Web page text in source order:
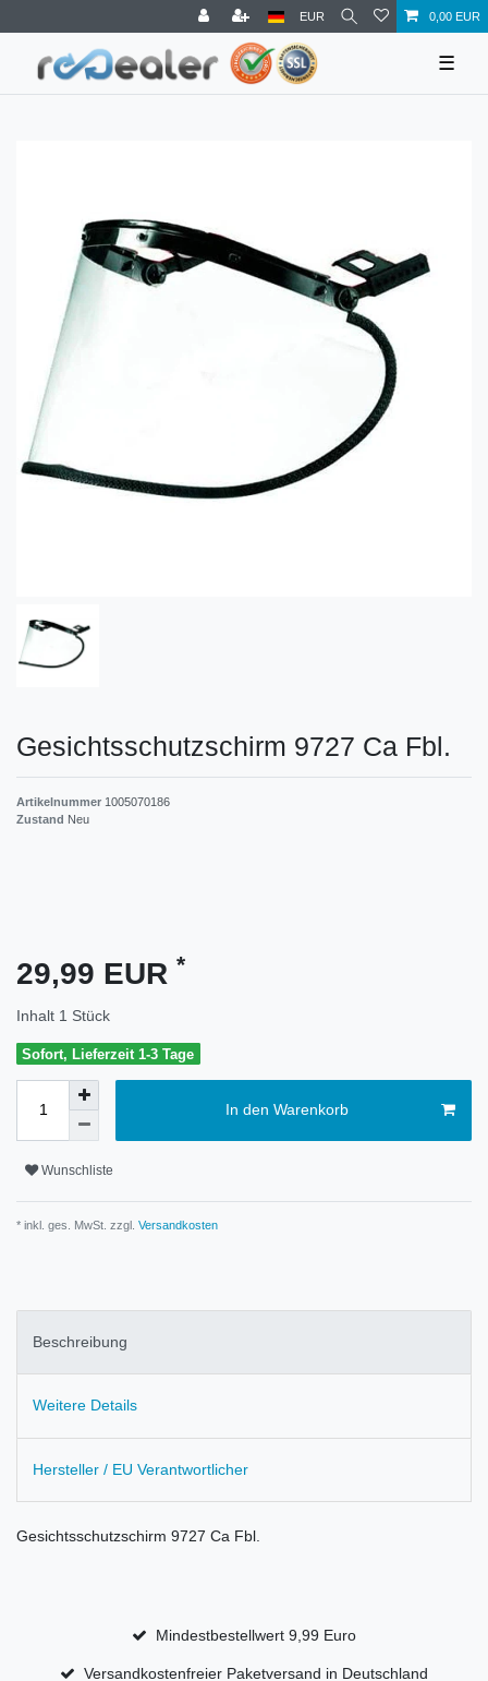
EUR 0,00 EUR
☰
Gesichtsschutzschirm 9727 Ca Fbl.
Artikelnummer 1005070186
Zustand Neu
29,99 EUR *
Inhalt 1 Stück
Sofort, Lieferzeit 1-3 Tage
In den Warenkorb
Wunschliste
* inkl. ges. MwSt. zzgl. Versandkosten
Beschreibung
Weitere Details
Hersteller / EU Verantwortlicher
Gesichtsschutzschirm 9727 Ca Fbl.
Mindestbestellwert 9,99 Euro
Versandkostenfreier Paketversand in Deutschland